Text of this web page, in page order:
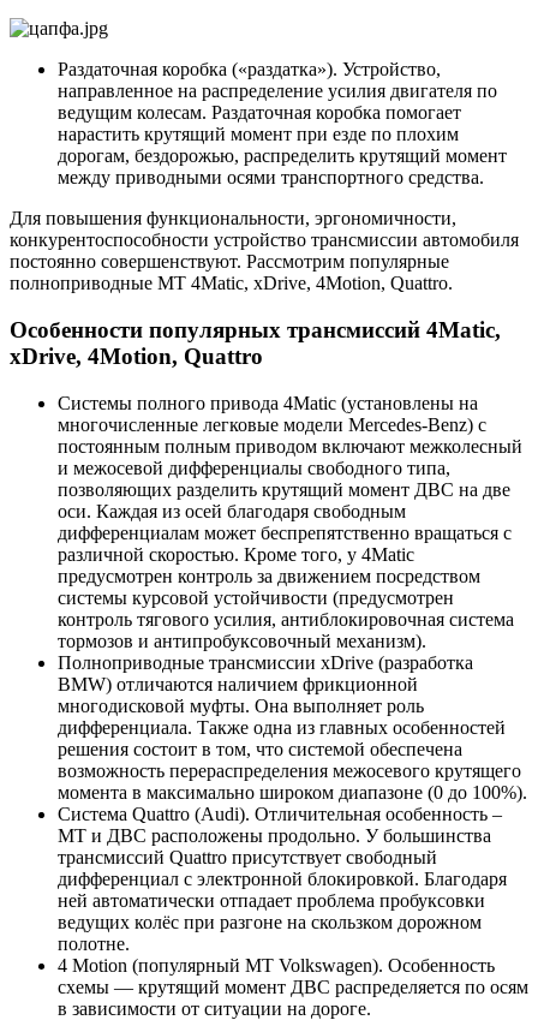
Раздаточная коробка («раздатка»). Устройство,
направленное на распределение усилия двигателя по
ведущим колесам. Раздаточная коробка помогает
нарастить крутящий момент при езде по плохим
дорогам, бездорожью, распределить крутящий момент
между приводными осями транспортного средства.
Для повышения функциональности, эргономичности,
конкурентоспособности устройство трансмиссии автомобиля
постоянно совершенствуют. Рассмотрим популярные
полноприводные МТ 4Matic, xDrive, 4Motion, Quattro.
Особенности популярных трансмиссий 4Matic,
xDrive, 4Motion, Quattro
Системы полного привода 4Matic (установлены на
многочисленные легковые модели Mercedes-Benz) с
постоянным полным приводом включают межколесный
и межосевой дифференциалы свободного типа,
позволяющих разделить крутящий момент ДВС на две
оси. Каждая из осей благодаря свободным
дифференциалам может беспрепятственно вращаться с
различной скоростью. Кроме того, у 4Matic
предусмотрен контроль за движением посредством
системы курсовой устойчивости (предусмотрен
контроль тягового усилия, антиблокировочная система
тормозов и антипробуксовочный механизм).
Полноприводные трансмиссии xDrive (разработка
BMW) отличаются наличием фрикционной
многодисковой муфты. Она выполняет роль
дифференциала. Также одна из главных особенностей
решения состоит в том, что системой обеспечена
возможность перераспределения межосевого крутящего
момента в максимально широком диапазоне (0 до 100%).
Система Quattro (Audi). Отличительная особенность –
МТ и ДВС расположены продольно. У большинства
трансмиссий Quattro присутствует свободный
дифференциал с электронной блокировкой. Благодаря
ней автоматически отпадает проблема пробуксовки
ведущих колёс при разгоне на скользком дорожном
полотне.
4 Motion (популярный МТ Volkswagen). Особенность
схемы — крутящий момент ДВС распределяется по осям
в зависимости от ситуации на дороге.